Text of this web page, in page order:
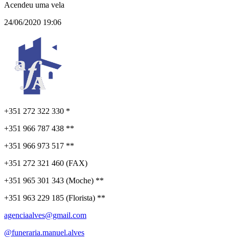
Acendeu uma vela
24/06/2020 19:06
+351 272 322 330 *
+351 966 787 438 **
+351 966 973 517 **
+351 272 321 460 (FAX)
+351 965 301 343 (Moche) **
+351 963 229 185 (Florista) **
agenciaalves@gmail.com
@funeraria.manuel.alves